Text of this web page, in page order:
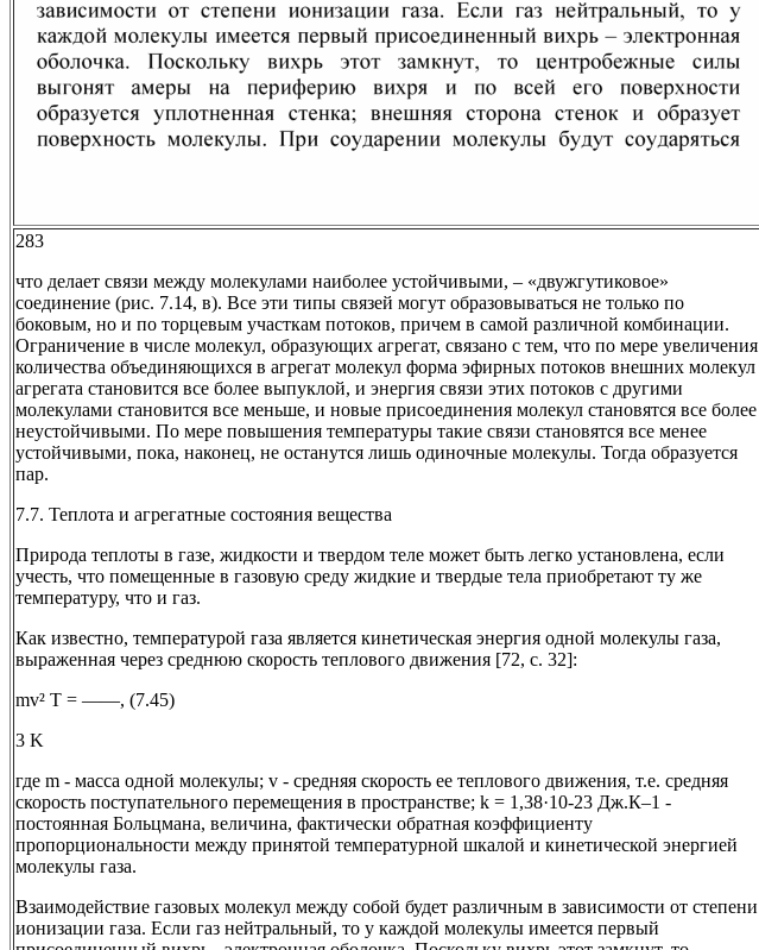
283
что делает связи между молекулами наиболее устойчивыми, – «двужгутиковое»
соединение (рис. 7.14, в). Все эти типы связей могут образовываться не только по
боковым, но и по торцевым участкам потоков, причем в самой различной комбинации.
Ограничение в числе молекул, образующих агрегат, связано с тем, что по мере увеличения
количества объединяющихся в агрегат молекул форма эфирных потоков внешних молекул
агрегата становится все более выпуклой, и энергия связи этих потоков с другими
молекулами становится все меньше, и новые присоединения молекул становятся все более
неустойчивыми. По мере повышения температуры такие связи становятся все менее
устойчивыми, пока, наконец, не останутся лишь одиночные молекулы. Тогда образуется
пар.
7.7. Теплота и агрегатные состояния вещества
Природа теплоты в газе, жидкости и твердом теле может быть легко установлена, если
учесть, что помещенные в газовую среду жидкие и твердые тела приобретают ту же
температуру, что и газ.
Как известно, температурой газа является кинетическая энергия одной молекулы газа,
выраженная через среднюю скорость теплового движения [72, с. 32]:
mv² Т = ——, (7.45)
3 K
где m - масса одной молекулы; v - средняя скорость ее теплового движения, т.е. средняя
скорость поступательного перемещения в пространстве; k = 1,38·10-23 Дж.К–1 -
постоянная Больцмана, величина, фактически обратная коэффициенту
пропорциональности между принятой температурной шкалой и кинетической энергией
молекулы газа.
Взаимодействие газовых молекул между собой будет различным в зависимости от степени
ионизации газа. Если газ нейтральный, то у каждой молекулы имеется первый